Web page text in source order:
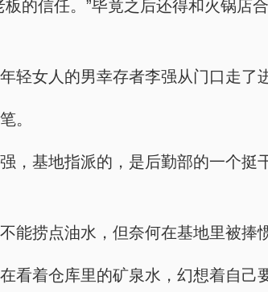
的信任。”毕竟之后还得和火锅
轻女人的男幸存者李强从门口走了
。
，基地指派的，是后勤部的一个
能捞点油水，但奈何在基地里被捧
看着仓库里的矿泉水，幻想着自己